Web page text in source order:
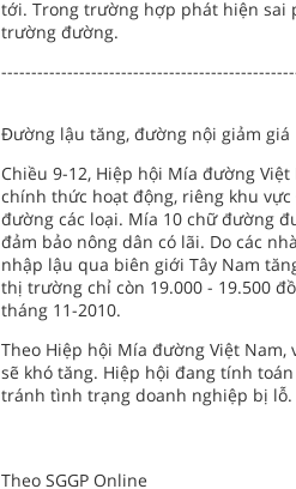
tới. Trong trường hợp phát hiện sai
trường đường.
Đường lậu tăng, đường nội giảm giá
Chiều 9-12, Hiệp hội Mía đường
chính thức hoạt động, riêng khu vực
đường các loại. Mía 10 chữ đường
đảm bảo nông dân có lãi. Do các
nhập lậu qua biên giới Tây Nam
thị trường chỉ còn 19.000 - 19.500
tháng 11-2010.
Theo Hiệp hội Mía đường Việt
sẽ khó tăng. Hiệp hội đang tính
tránh tình trạng doanh nghiệp bị lỗ.
Theo SGGP Online